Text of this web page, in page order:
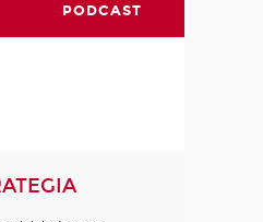
PODCAST